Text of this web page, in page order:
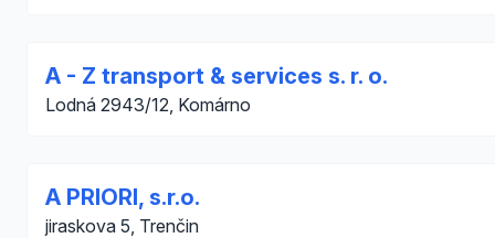
A - Z transport & services s. r. o.
Lodná 2943/12, Komárno
A PRIORI, s.r.o.
jiraskova 5, Trenčin